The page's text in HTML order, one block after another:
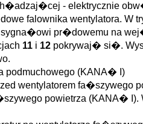
- elektrycznie
falownika wentylatora. W
pr�dowemu na
11 i 12 pokrywaj� si�.
podmuchowego (KANA� I)
wentylatorem fa�szywego
powietrza (KANA�